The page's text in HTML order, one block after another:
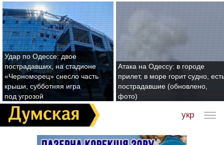
Удар по Одессе: двое
пострадавших, на стадионе
«Черноморец» снесло часть
крыши, субботняя игра
под угрозой
Атака на Одессу: в городе
прилет, в море горит судно,
пострадавшие (обновлено,
фото)
укр